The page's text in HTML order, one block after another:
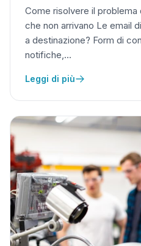
Come risolvere il problema
che non arrivano Le email
a destinazione? Form di
notifiche,…
Leggi di più